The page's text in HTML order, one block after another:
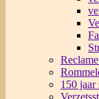
150 jaar